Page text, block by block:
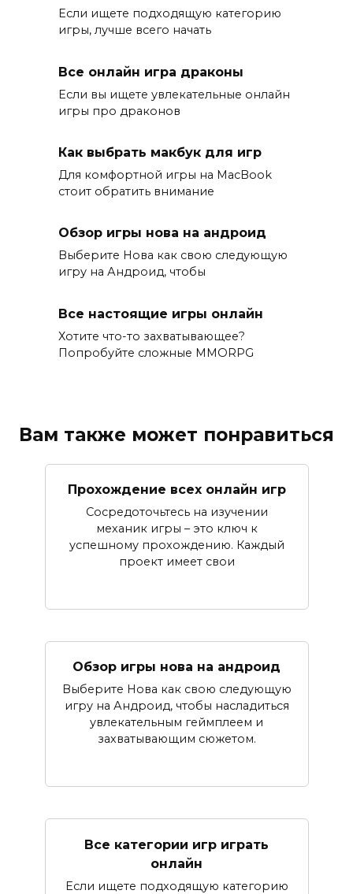
Если ищете подходящую категорию
игры, лучше всего начать
Все онлайн игра драконы
Если вы ищете увлекательные онлайн
игры про драконов
Как выбрать макбук для игр
Для комфортной игры на MacBook
стоит обратить внимание
Обзор игры нова на андроид
Выберите Нова как свою следующую
игру на Андроид, чтобы
Все настоящие игры онлайн
Хотите что-то захватывающее?
Попробуйте сложные MMORPG
Вам также может понравиться
Прохождение всех онлайн игр
Сосредоточьтесь на изучении
механик игры – это ключ к
успешному прохождению. Каждый
проект имеет свои
Обзор игры нова на андроид
Выберите Нова как свою следующую
игру на Андроид, чтобы насладиться
увлекательным геймплеем и
захватывающим сюжетом.
Все категории игр играть
онлайн
Если ищете подходящую категорию